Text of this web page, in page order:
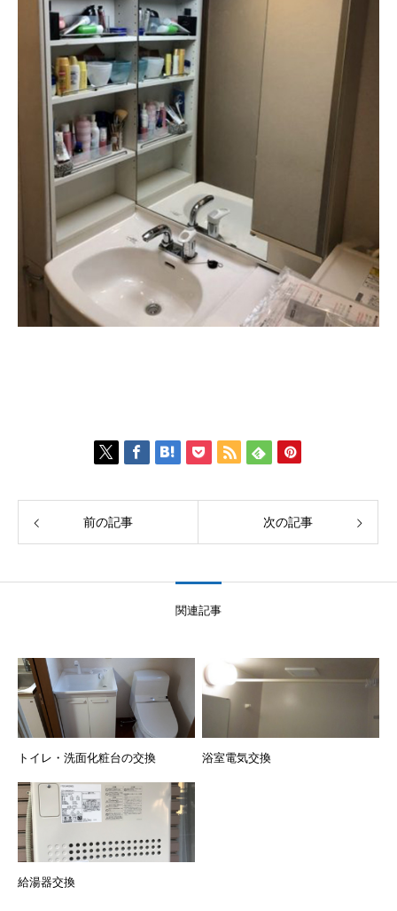
前の記事 次の記事
関連記事
トイレ・洗面化粧台の交換 浴室電気交換
給湯器交換